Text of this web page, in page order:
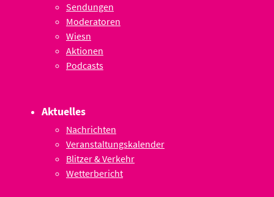
Sendungen
Moderatoren
Wiesn
Aktionen
Podcasts
Aktuelles
Nachrichten
Veranstaltungskalender
Blitzer & Verkehr
Wetterbericht